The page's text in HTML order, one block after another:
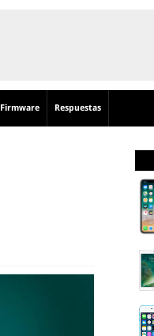
Firmware Respuestas